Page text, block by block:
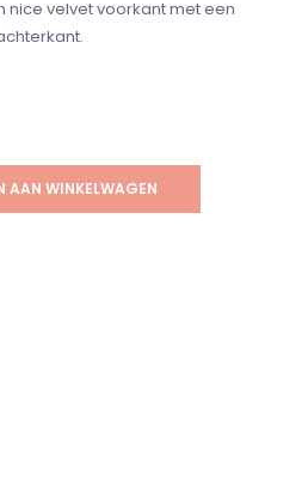
nice velvet voorkant met een
AAN WINKELWAGEN